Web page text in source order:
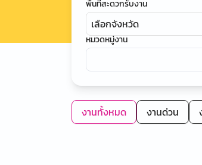
พื้นที่สะดวกรับงาน
เลือกจังหวัด
หมวดหมู่งาน
งานทั้งหมด งานด่วน